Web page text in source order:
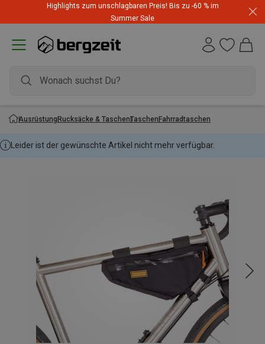
Highlights zum unschlagbaren Preis! Bis zu -60 % im
Summer Sale
Dynafit Hammerangebot! Reduzierte Outfits für neue
Abenteuer
AusrüstungRucksäcke & TaschenTaschenFahrradtaschen
Leider ist der gewünschte Artikel nicht mehr verfügbar.